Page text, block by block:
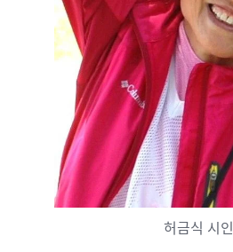
허금식 시인